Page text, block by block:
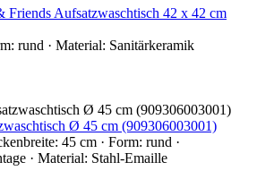
Aufsatzwaschtisch 42 x 42 cm
rund · Material: Sanitärkeramik
Ø 45 cm (909306003001)
45 cm · Form: rund ·
· Material: Stahl-Emaille